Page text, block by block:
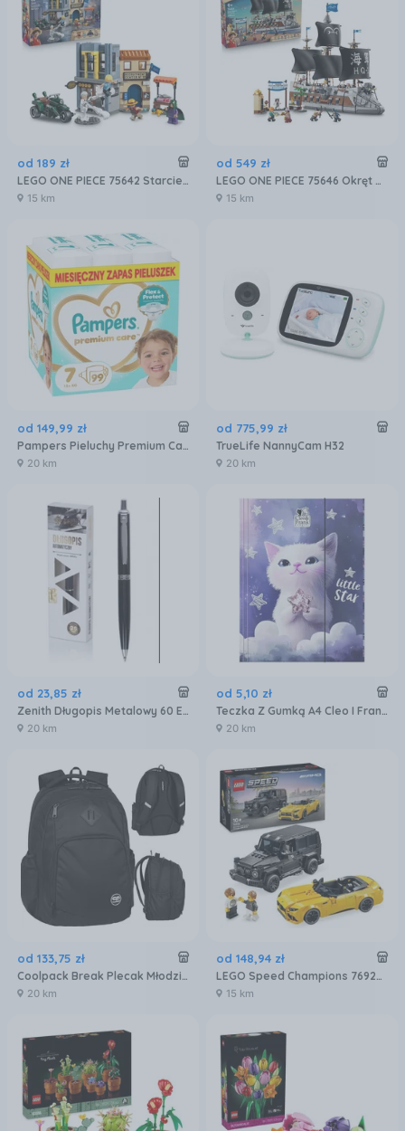
od 189 zł
LEGO ONE PIECE 75642 Starcie z kapitanem Smokerem
15 km
od 549 zł
LEGO ONE PIECE 75646 Okręt Garpa
15 km
od 149,99 zł
Pampers Pieluchy Premium Care 7 99 Szt.
20 km
od 775,99 zł
TrueLife NannyCam H32
20 km
od 23,85 zł
Zenith Długopis Metalowy 60 Elegance Złoty
20 km
od 5,10 zł
Teczka Z Gumką A4 Cleo I Frank 47 Kot
20 km
od 133,75 zł
Coolpack Break Plecak Młodzieżowy Black
20 km
od 148,94 zł
LEGO Speed Champions 76924 Mercedes-AMG G 63 i Mercedes-AMG SL 63
15 km